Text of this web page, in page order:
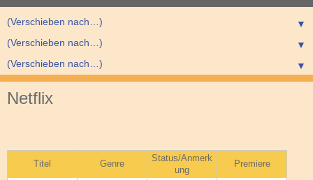
▼
▼
▼
Netflix
Titel Genre
Status/Anmerk
ung
Premiere